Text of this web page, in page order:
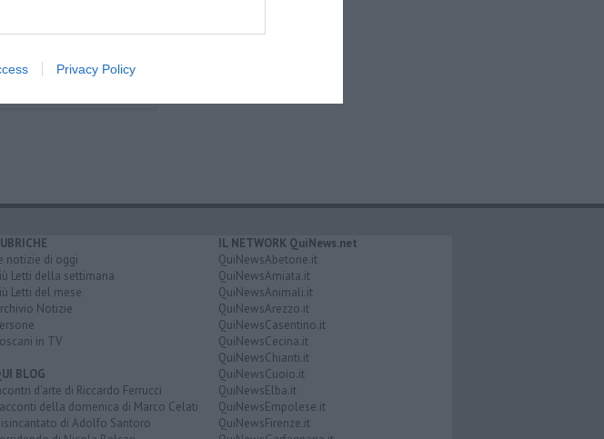
Privacy Policy
notizie di oggi
Letti della settimana
Letti del mese
Notizie
in TV
BLOG
d'arte di Riccardo Ferrucci
della domenica di Marco Celati
di Adolfo Santoro
IL NETWORK QuiNews.net
QuiNewsAbetone.it
QuiNewsAmiata.it
QuiNewsAnimali.it
QuiNewsArezzo.it
QuiNewsCasentino.it
QuiNewsCecina.it
QuiNewsChianti.it
QuiNewsCuoio.it
QuiNewsElba.it
QuiNewsEmpolese.it
QuiNewsFirenze.it